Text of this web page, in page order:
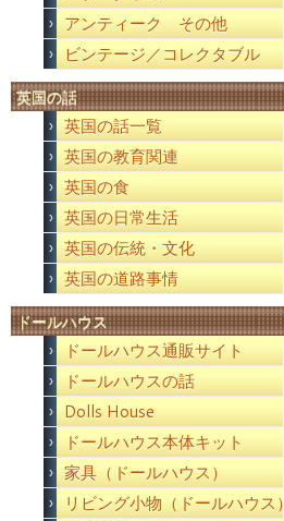
アンティーク その他
ビンテージ／コレクタブル
英国の話
英国の話一覧
英国の教育関連
英国の食
英国の日常生活
英国の伝統・文化
英国の道路事情
ドールハウス
ドールハウス通販サイト
ドールハウスの話
Dolls House
ドールハウス本体キット
家具（ドールハウス）
リビング小物（ドールハウス）